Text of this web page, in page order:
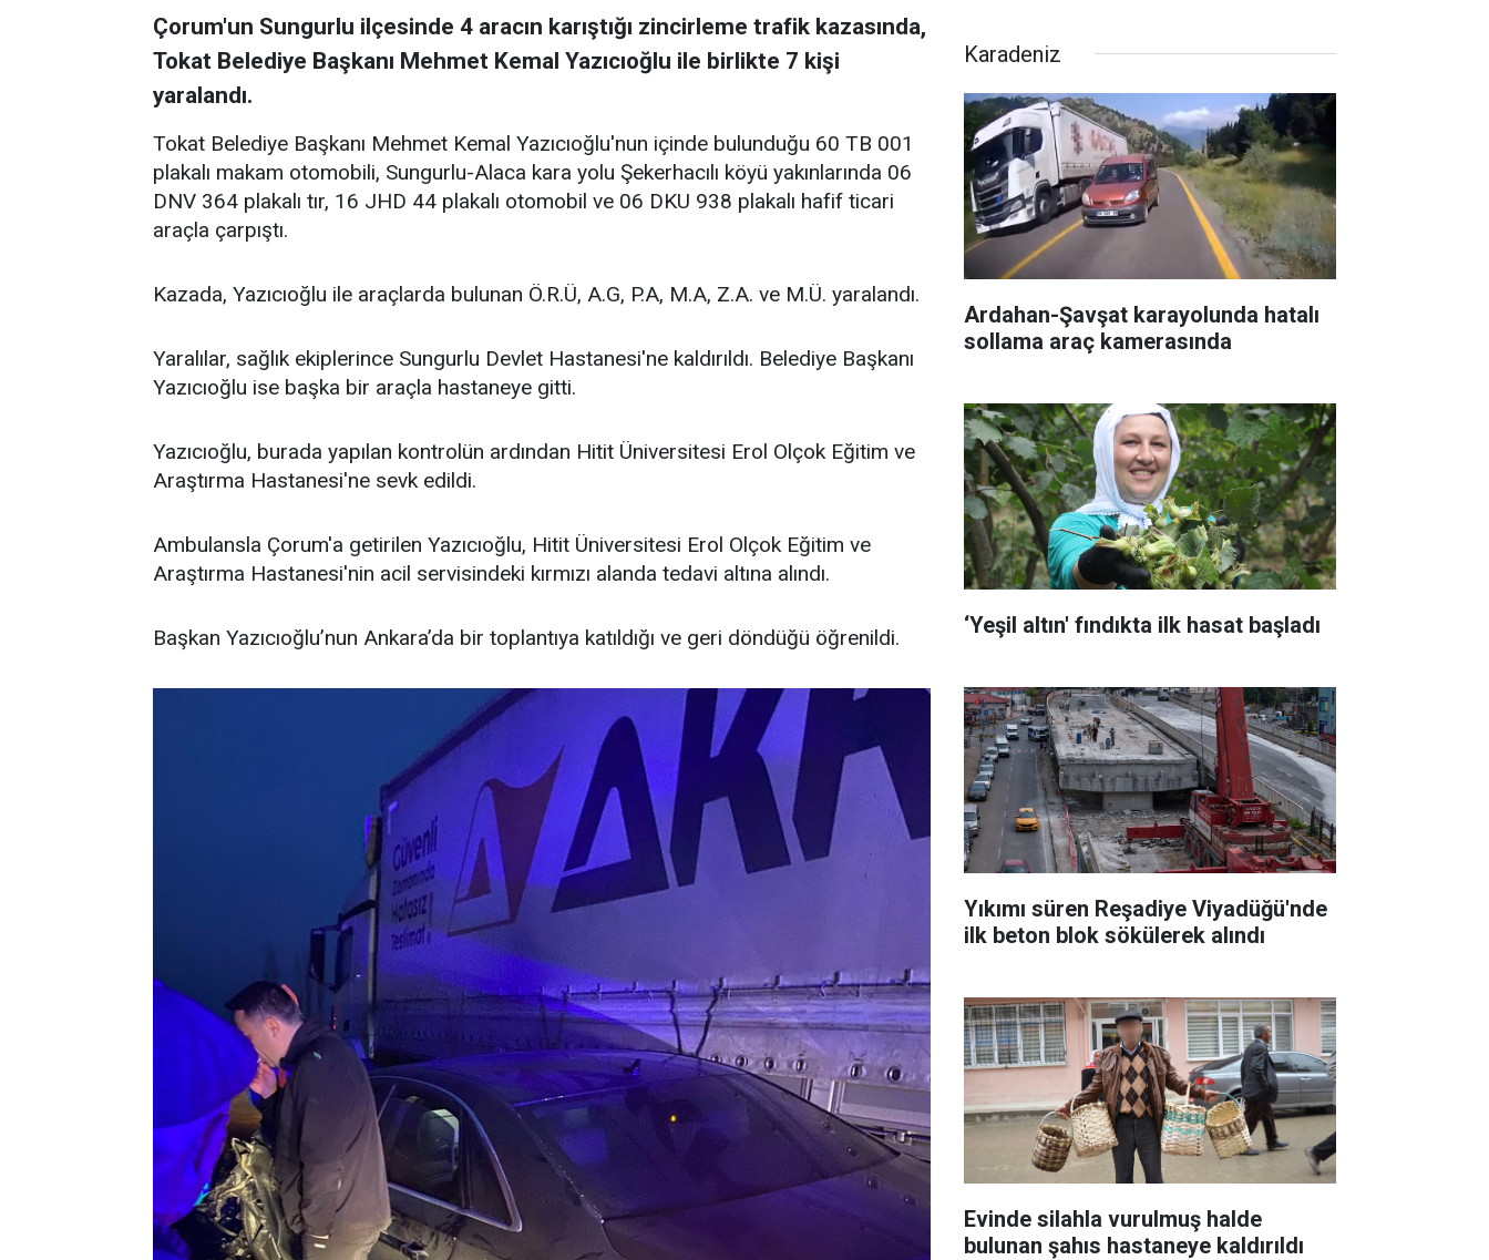
Çorum'un Sungurlu ilçesinde 4 aracın karıştığı zincirleme trafik kazasında,
Tokat Belediye Başkanı Mehmet Kemal Yazıcıoğlu ile birlikte 7 kişi
yaralandı.
Tokat Belediye Başkanı Mehmet Kemal Yazıcıoğlu'nun içinde bulunduğu 60 TB 001
plakalı makam otomobili, Sungurlu-Alaca kara yolu Şekerhacılı köyü yakınlarında 06
DNV 364 plakalı tır, 16 JHD 44 plakalı otomobil ve 06 DKU 938 plakalı hafif ticari
araçla çarpıştı.
Kazada, Yazıcıoğlu ile araçlarda bulunan Ö.R.Ü, A.G, P.A, M.A, Z.A. ve M.Ü. yaralandı.
Yaralılar, sağlık ekiplerince Sungurlu Devlet Hastanesi'ne kaldırıldı. Belediye Başkanı
Yazıcıoğlu ise başka bir araçla hastaneye gitti.
Yazıcıoğlu, burada yapılan kontrolün ardından Hitit Üniversitesi Erol Olçok Eğitim ve
Araştırma Hastanesi'ne sevk edildi.
Ambulansla Çorum'a getirilen Yazıcıoğlu, Hitit Üniversitesi Erol Olçok Eğitim ve
Araştırma Hastanesi'nin acil servisindeki kırmızı alanda tedavi altına alındı.
Başkan Yazıcıoğlu’nun Ankara’da bir toplantıya katıldığı ve geri döndüğü öğrenildi.
Karadeniz
Ardahan-Şavşat karayolunda hatalı
sollama araç kamerasında
‘Yeşil altın' fındıkta ilk hasat başladı
Yıkımı süren Reşadiye Viyadüğü'nde
ilk beton blok sökülerek alındı
Evinde silahla vurulmuş halde
bulunan şahıs hastaneye kaldırıldı